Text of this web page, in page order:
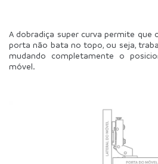
A dobradiça super curva permite que
porta não bata no topo, ou seja,
mudando completamente o
móvel.